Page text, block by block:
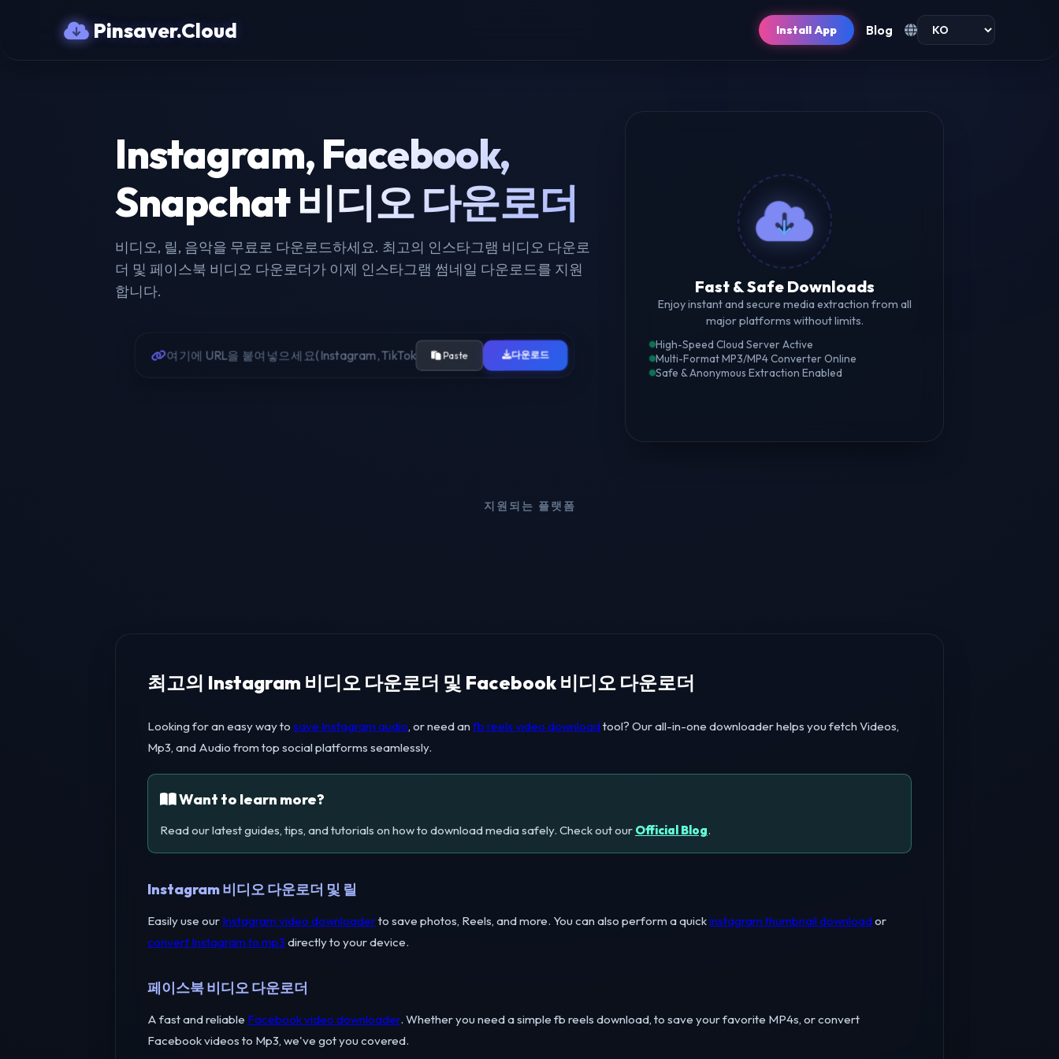
Pinsaver.Cloud Install App Blog
Instagram, Facebook,
Snapchat 비디오 다운로더
비디오, 릴, 음악을 무료로 다운로드하세요. 최고의 인스타그램 비디오 다운로
더 및 페이스북 비디오 다운로더가 이제 인스타그램 썸네일 다운로드를 지원
합니다.
Paste 다운로드
Fast & Safe Downloads
Enjoy instant and secure media extraction from all
major platforms without limits.
High-Speed Cloud Server Active
Multi-Format MP3/MP4 Converter Online
Safe & Anonymous Extraction Enabled
지원되는 플랫폼
최고의 Instagram 비디오 다운로더 및 Facebook 비디오 다운로더
Looking for an easy way to save Instagram audio, or need an fb reels video downloadtool? Our all-in-one downloader helps you fetch Videos,
Mp3, and Audio from top social platforms seamlessly.
Want to learn more?
Read our latest guides, tips, and tutorials on how to download media safely. Check out our Official Blog.
Instagram 비디오 다운로더 및 릴
Easily use our Instagram video downloaderto save photos, Reels, and more. You can also perform a quickinstagram thumbnail downloador
convert Instagram to mp3 directly to your device.
페이스북 비디오 다운로더
A fast and reliable Facebook video downloader. Whether you need a simple fb reels download, to save your favorite MP4s, or convert
Facebook videos to Mp3, we've got you covered.